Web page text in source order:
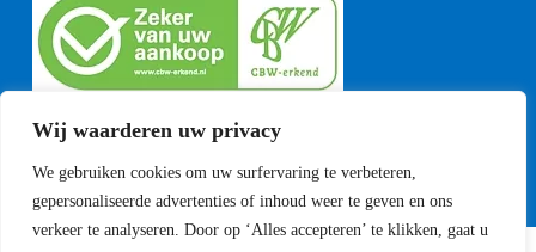
Wij waarderen uw privacy
We gebruiken cookies om uw surfervaring te verbeteren,
gepersonaliseerde advertenties of inhoud weer te geven en ons
verkeer te analyseren. Door op ‘Alles accepteren’ te klikken, gaat u
KvK: 08164360
BTW: NL001377739B29
Algemene voorwaarden
CBW voorwaarden